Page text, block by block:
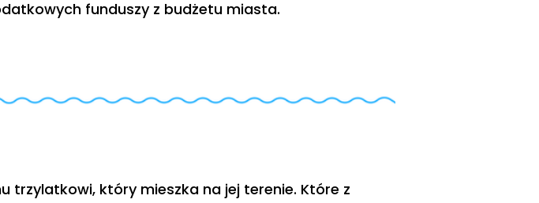
funduszy z budżetu miasta.
trzylatkowi, który mieszka na jej terenie. Które z